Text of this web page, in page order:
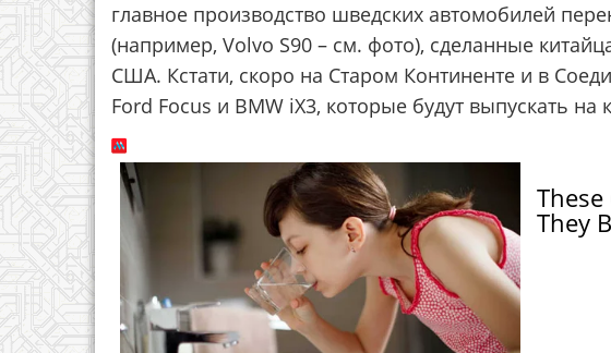
главное производство шведских автомобилей
(например, Volvo S90 – см. фото), сделанные
США. Кстати, скоро на Старом Континенте и в
Ford Focus и BMW iX3, которые будут выпускать на
They